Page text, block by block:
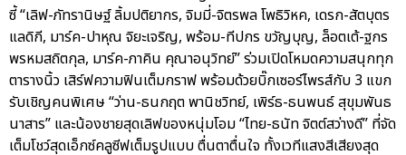
ซี้ “เลิฟ-ภัทรานิษฐ์ ลิ้มปติยากร, จิมมี่-จิตรพล โพธิวิหค, เดรก-สัตบุตร
แลดิกี, มาร์ค-ปาหุณ จิยะเจริญ, พร้อม-ทีปกร ขวัญบุญ, ล็อตเต้-ฐกร
พรหมสถิตกุล, มาร์ค-ภาคิน คุณาอนุวิทย์” ร่วมเปิดโหมดความสนุกทุก
ตารางนิ้ว เสิร์ฟความฟินเต็มกราฟ พร้อมด้วยบิ๊กเซอร์ไพรส์กับ 3 แขก
รับเชิญคนพิเศษ “ว่าน-ธนกฤต พานิชวิทย์, เพิร์ธ-ธนพนธ์ สุขุมพันธ
นาสาร” และน้องชายสุดเลิฟของหนุ่มโอม “ไทย-ธนัท จิตต์สว่างดี” ที่จัด
เต็มโชว์สุดเอ็กซ์คลูซีฟเต็มรูปแบบ ตื่นตาตื่นใจ ทั้งเวทีแสงสีเสียงสุด